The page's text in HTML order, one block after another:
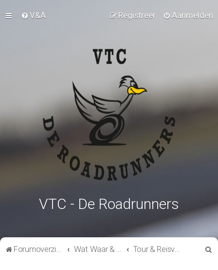
V&A Aanmelden
Registreer
VTC - De Roadrunners
Forumoverzicht Wat Waar & Wanneer Tour & Reisverslagen